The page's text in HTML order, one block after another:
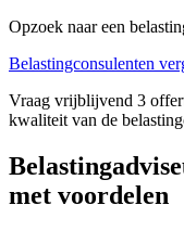
Opzoek naar een
Belastingconsulenten
Vraag vrijblijvend 3
kwaliteit van de
met voordelen